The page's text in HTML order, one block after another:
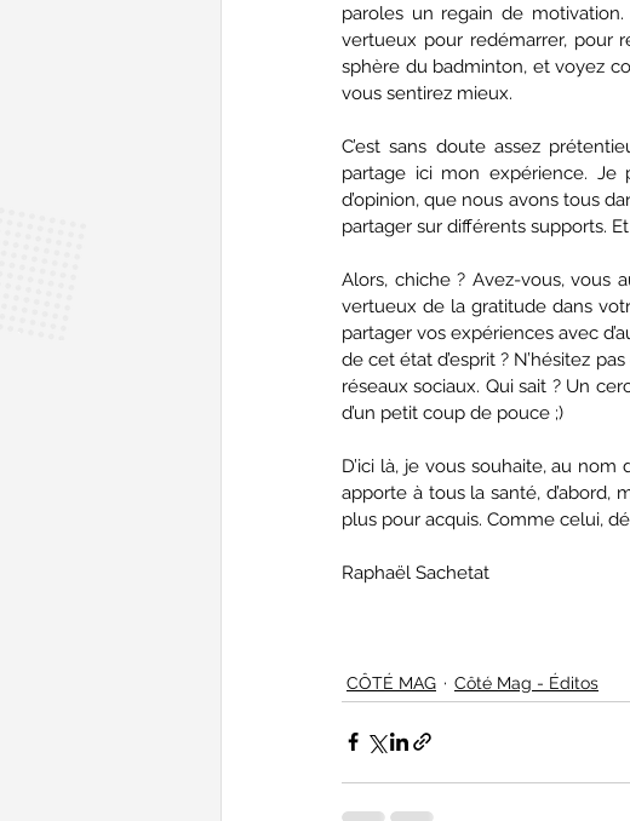
paroles un regain de
vertueux pour redémarrer, pour
sphère du badminton, et voyez
vous sentirez mieux.
C’est sans doute assez
partage ici mon expérience. Je
d’opinion, que nous avons tous
partager sur différents supports.
Alors, chiche ? Avez-vous, vous
vertueux de la gratitude dans
partager vos expériences avec
de cet état d’esprit ? N’hésitez
réseaux sociaux. Qui sait ? Un
d’un petit coup de pouce ;)
D’ici là, je vous souhaite, au
apporte à tous la santé,
plus pour acquis. Comme celui,
Raphaël Sachetat
CÔTÉ MAG Côté Mag - Éditos